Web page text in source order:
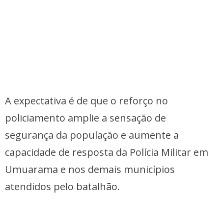
A expectativa é de que o reforço no
policiamento amplie a sensação de
segurança da população e aumente a
capacidade de resposta da Polícia Militar em
Umuarama e nos demais municípios
atendidos pelo batalhão.